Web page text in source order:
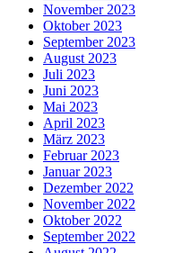
November 2023
Oktober 2023
September 2023
August 2023
Juli 2023
Juni 2023
Mai 2023
April 2023
März 2023
Februar 2023
Januar 2023
Dezember 2022
November 2022
Oktober 2022
September 2022